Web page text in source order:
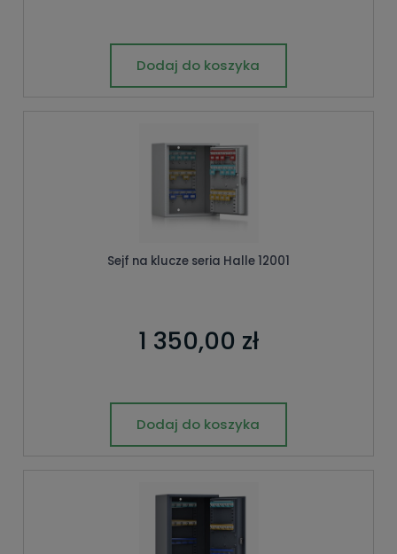
Dodaj do koszyka
Sejf na klucze seria Halle 12001
1 350,00 zł
Dodaj do koszyka